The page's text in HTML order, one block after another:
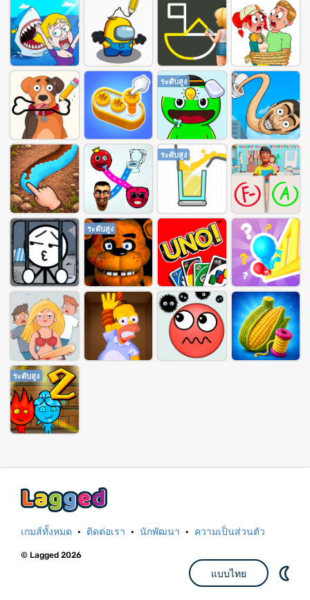
ระดับสูง
ระดับสูง
ระดับสูง
ระดับสูง
เกมส์ทั้งหมด · ติดต่อเรา · นักพัฒนา · ความเป็นส่วนตัว
© Lagged 2026
แบบไทย